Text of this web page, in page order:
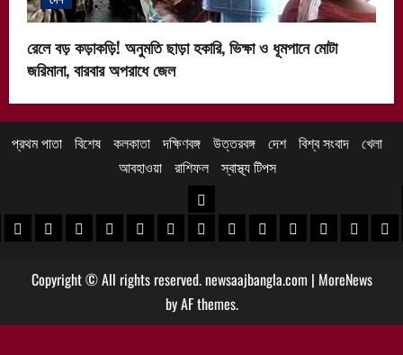
রেলে বড় কড়াকড়ি! অনুমতি ছাড়া হকারি, ভিক্ষা ও ধূমপানে মোটা
জরিমানা, বারবার অপরাধে জেল
প্রথম পাতা বিশেষ কলকাতা দক্ষিণবঙ্গ উত্তরবঙ্গ দেশ বিশ্ব সংবাদ খেলা
আবহাওয়া
রাশিফল স্বাস্থ্য টিপস
খবর
খবর
পুরুলিয়া খবর
বাঁকুড়া খবরপশ্চিম বর্ধমান খবর
পূর্ব বর্ধমান খবর
বীরভূম খবরমুর্শিদাবাদ খবর
উত্তরবঙ্গ
কোচবিহার নিউজ
আলিপুরদুয়ার খবর
জলপাইগুড়ি খবর
শিলিগুড়ি খবর
উত্তরদক্ষিণ
Copyright © All rights reserved. newsaajbangla.com | MoreNews
by AF themes.